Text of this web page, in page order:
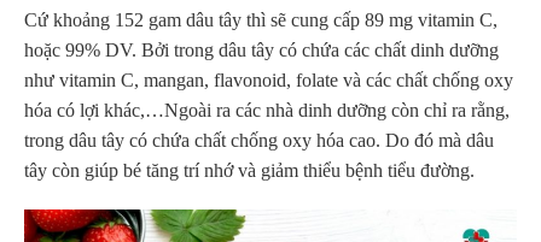
Cứ khoảng 152 gam dâu tây thì sẽ cung cấp 89 mg vitamin C,
hoặc 99% DV. Bởi trong dâu tây có chứa các chất dinh dưỡng
như vitamin C, mangan, flavonoid, folate và các chất chống oxy
hóa có lợi khác,…Ngoài ra các nhà dinh dưỡng còn chỉ ra rằng,
trong dâu tây có chứa chất chống oxy hóa cao. Do đó mà dâu
tây còn giúp bé tăng trí nhớ và giảm thiểu bệnh tiểu đường.